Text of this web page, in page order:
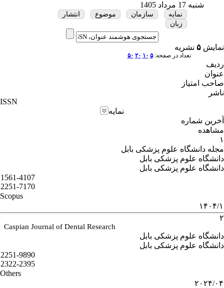
شنبه 17 مرداد 1405
نمایه سازمان موضوع
انتشار
زبان
نمایش ۵ نشریه
تعداد در صفحه:۵ ۱۰ ۲۰ ۵۰
ردیف
عنوان
صاحب امتیاز
ناشر
ISSN
نمایه
آخرین شماره
مشاهده
۱
مجله دانشگاه علوم پزشکی بابل
دانشگاه علوم پزشکی بابل
دانشگاه علوم پزشکی بابل
1561-4107
2251-7170
Scopus
۱۴۰۴/۱
۲
Caspian Journal of Dental Research
دانشگاه علوم پزشکی بابل
دانشگاه علوم پزشکی بابل
2251-9890
2322-2395
Others
۲۰۲۴/۰۴